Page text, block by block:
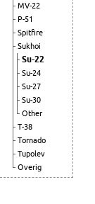
MV-22
P-51
Spitfire
Sukhoi
Su-22
Su-24
Su-27
Su-30
Other
T-38
Tornado
Tupolev
Overig